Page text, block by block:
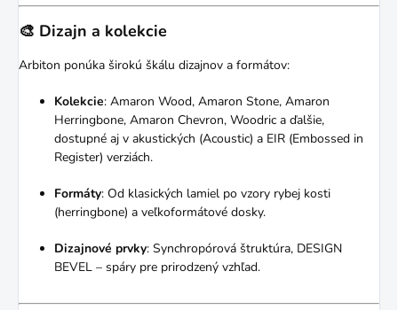
🎨 Dizajn a kolekcie
Arbiton ponúka širokú škálu dizajnov a formátov:
Kolekcie: Amaron Wood, Amaron Stone, Amaron
Herringbone, Amaron Chevron, Woodric a ďalšie,
dostupné aj v akustických (Acoustic) a EIR (Embossed in
Register) verziách.
Formáty: Od klasických lamiel po vzory rybej kosti
(herringbone) a veľkoformátové dosky.
Dizajnové prvky: Synchropórová štruktúra, DESIGN
BEVEL – spáry pre prirodzený vzhľad.